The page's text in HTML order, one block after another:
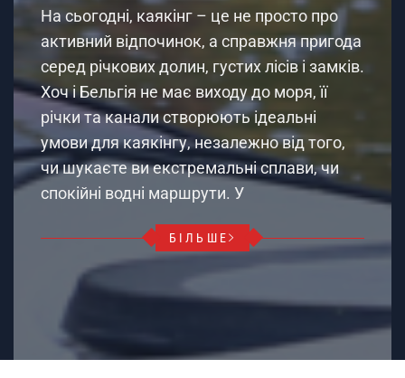
На сьогодні, каякінг – це не просто про
активний відпочинок, а справжня пригода
серед річкових долин, густих лісів і замків.
Хоч і Бельгія не має виходу до моря, її
річки та канали створюють ідеальні
умови для каякінгу, незалежно від того,
чи шукаєте ви екстремальні сплави, чи
спокійні водні маршрути. У
БІЛЬШЕ